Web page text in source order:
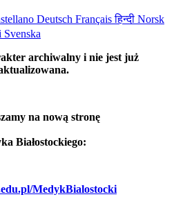
Deutsch Françaisहिन्दी Norsk
Svenska
archiwalny i nie jest już
na nową stronę
Białostockiego:
MedykBialostocki